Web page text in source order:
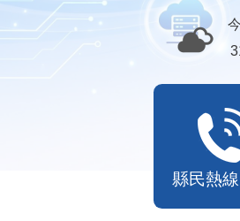
縣民熱